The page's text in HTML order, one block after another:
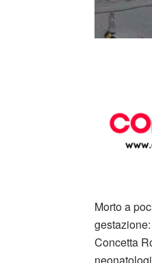
Morto a
Concetta